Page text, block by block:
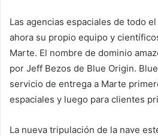
Las agencias espaciales de todo
ahora su propio equipo y
Marte. El nombre de dominio
por Jeff Bezos de Blue Origin.
servicio de entrega a Marte
espaciales y luego para clientes
La nueva tripulación de la nave